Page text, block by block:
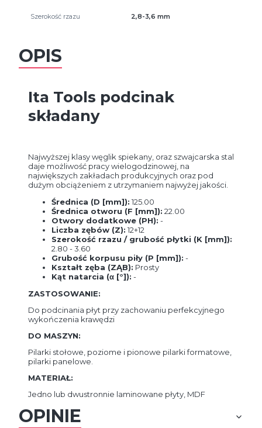
Szerokość rzazu 2,8-3,6 mm
OPIS
Ita Tools podcinak
składany
Najwyższej klasy węglik spiekany, oraz szwajcarska stal
daje możliwość pracy wielogodzinowej, na
największych zakładach produkcyjnych oraz pod
dużym obciążeniem z utrzymaniem najwyżej jakości.
Średnica (D [mm]): 125.00
Średnica otworu (F [mm]): 22.00
Otwory dodatkowe (PH): -
Liczba zębów (Z): 12+12
Szerokość rzazu / grubość płytki (K [mm]):
2.80 - 3.60
Grubość korpusu piły (P [mm]): -
Kształt zęba (ZĄB): Prosty
Kąt natarcia (α [°]): -
ZASTOSOWANIE:
Do podcinania płyt przy zachowaniu perfekcyjnego
wykończenia krawędzi
DO MASZYN:
Pilarki stołowe, poziome i pionowe pilarki formatowe,
pilarki panelowe.
MATERIAŁ:
Jedno lub dwustronnie laminowane płyty, MDF
OPINIE